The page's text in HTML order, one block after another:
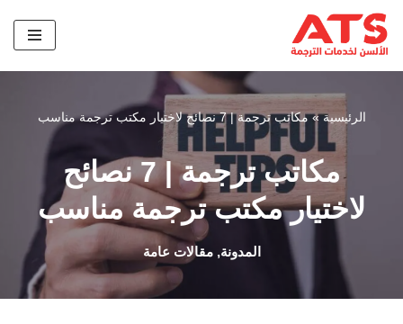
تخطى
إلى
المحتوى
الرئيسية»مكاتب ترجمة | 7 نصائح لاختيار مكتب ترجمة مناسب
مكاتب ترجمة | 7 نصائح
لاختيار مكتب ترجمة مناسب
المدونة,مقالات عامة